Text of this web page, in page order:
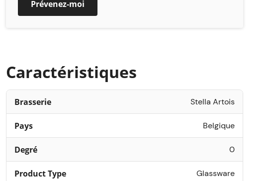
proches en dégustant votre bière préférée dans ces
verres élégants et intemporels.
Prévenez-moi
Caractéristiques
Brasserie Stella Artois
Pays Belgique
Degré 0
Product Type Glassware